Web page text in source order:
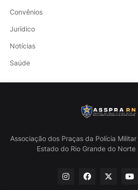
Convênios
Jurídico
Notícias
Saúde
Associação dos Praças da Polícia
Estado do Rio Grande do Norte